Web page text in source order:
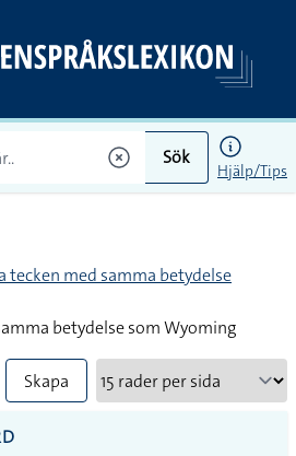
Sök
Hjälp/Tips
tecken med samma betydelse
betydelse som Wyoming
Skapa